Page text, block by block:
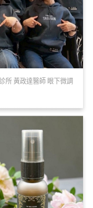
所 黃政達醫師 眼下微調